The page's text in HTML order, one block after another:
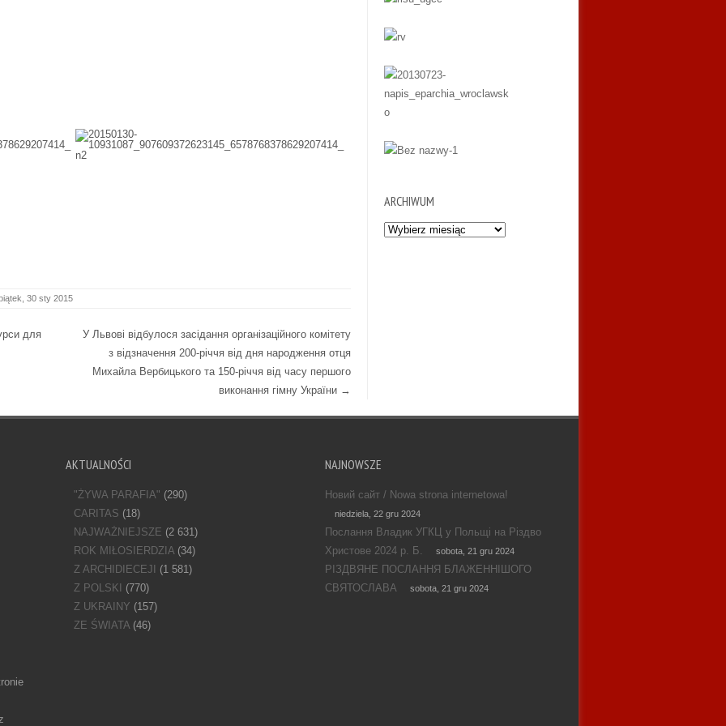
30 sty 2015
для
У Львові відбулося засідання організаційного комітету
з відзначення 200-річчя від дня народження отця
Михайла Вербицького та 150-річчя від часу першого
виконання гімну України →
ARCHIWUM
Archiwum
AKTUALNOŚCI
"ŻYWA PARAFIA" (290)
CARITAS (18)
NAJWAŻNIEJSZE (2 631)
ROK MIŁOSIERDZIA(34)
Z ARCHIDIECEJI
(1 581)
Z POLSKI
(770)
Z UKRAINY (157)
ZE ŚWIATA(46)
NAJNOWSZE
Новий сайт / Nowa strona internetowa!
niedziela, 22 gru 2024
Послання Владик УГКЦ у Польщі на Різдво
Христове 2024 р. Б.
sobota, 21 gru 2024
РІЗДВЯНЕ ПОСЛАННЯ БЛАЖЕННІШОГО
СВЯТОСЛАВА
sobota, 21 gru 2024